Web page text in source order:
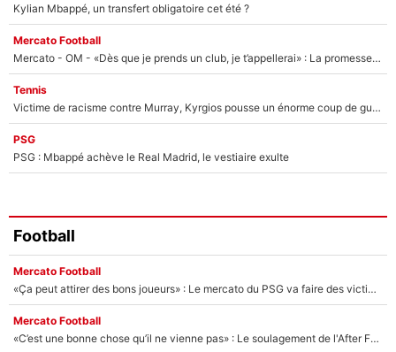
Kylian Mbappé, un transfert obligatoire cet été ?
Mercato Football
Mercato - OM - «Dès que je prends un club, je t’appellerai» : La promesse de Marcelino au moment de claquer la porte
Tennis
Victime de racisme contre Murray, Kyrgios pousse un énorme coup de gueule !
PSG
PSG : Mbappé achève le Real Madrid, le vestiaire exulte
Football
Mercato Football
«Ça peut attirer des bons joueurs» : Le mercato du PSG va faire des victimes dans l'effectif de Luis Enrique ?
Mercato Football
«C’est une bonne chose qu’il ne vienne pas» : Le soulagement de l'After Foot après le transfert avorté de Yan Diomandé au PSG